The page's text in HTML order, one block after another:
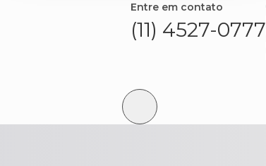
Entre em contato
(11) 4527-0777